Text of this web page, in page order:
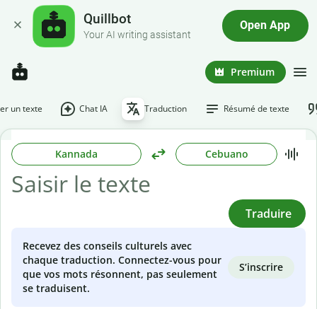
Quillbot
Your AI writing assistant
Open App
Premium
un texte Chat IA Traduction Résumé de texte
Kannada Cebuano
Traduire
Recevez des conseils culturels avec
chaque traduction. Connectez-vous pour
que vos mots résonnent, pas seulement
se traduisent.
S’inscrire